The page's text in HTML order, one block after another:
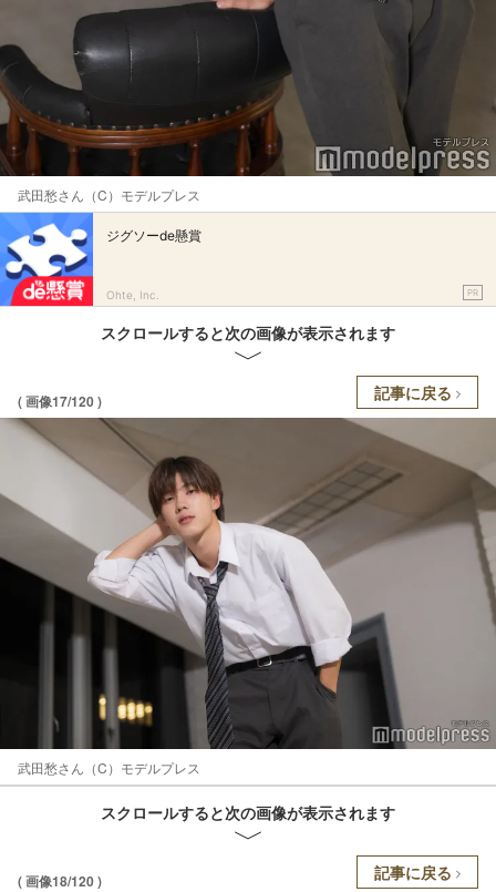
武田愁さん（C）モデルプレス
ジグソーde懸賞
Ohte, Inc. PR
スクロールすると次の画像が表示されます
( 画像17/120 ) 記事に戻る
武田愁さん（C）モデルプレス
スクロールすると次の画像が表示されます
( 画像18/120 ) 記事に戻る